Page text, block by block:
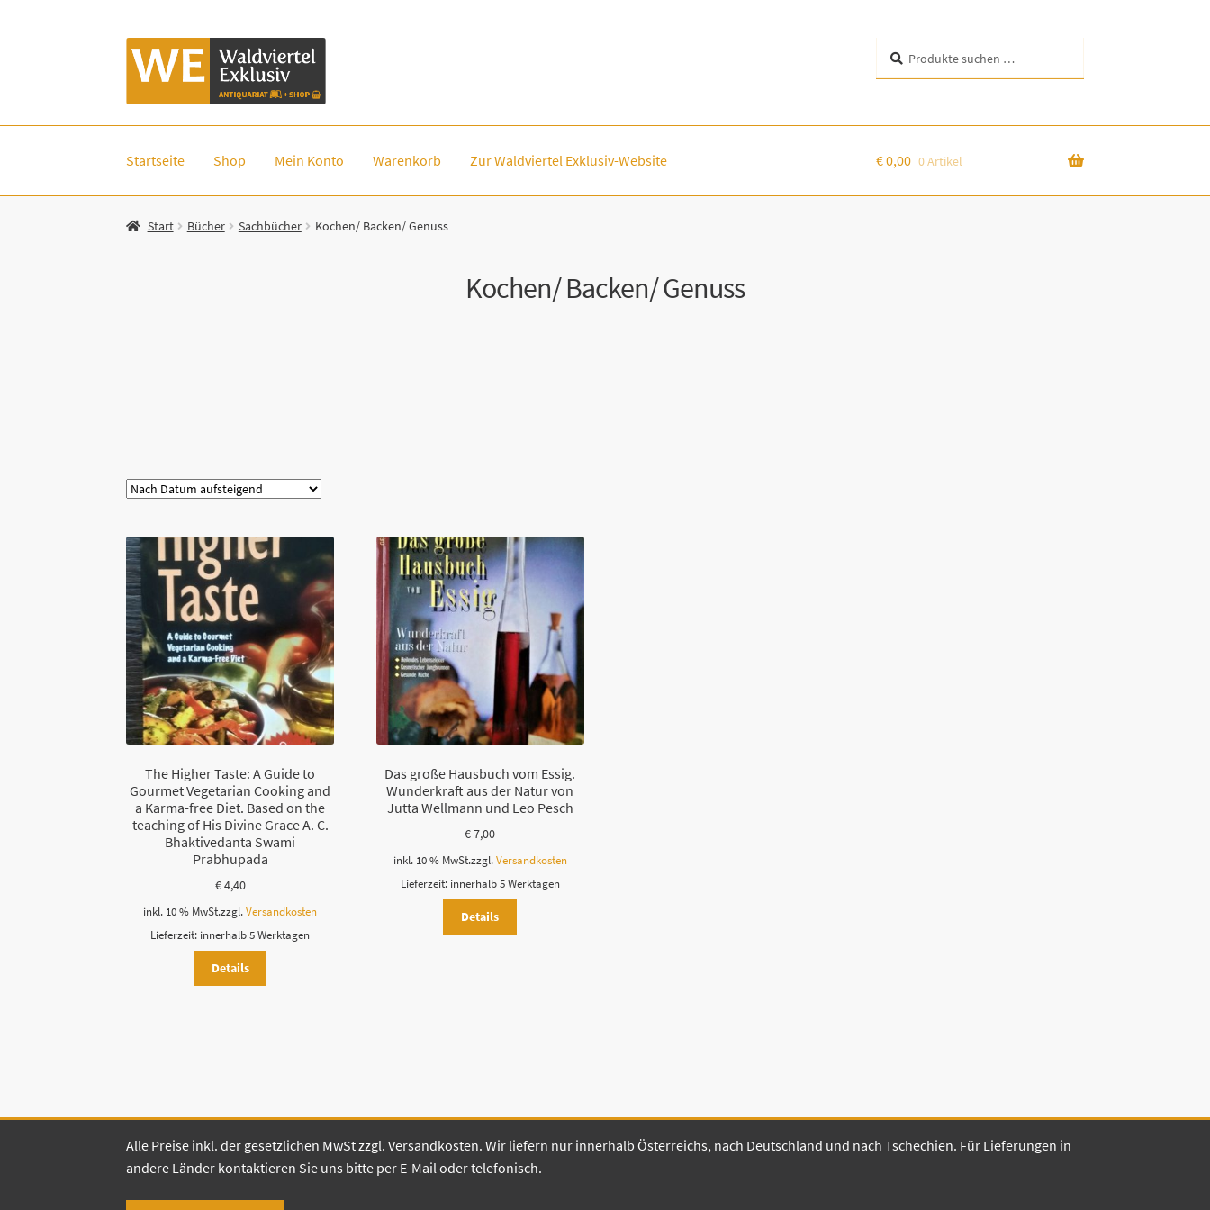
Zur
Navigation
Zum
Inhalt
nach:
Startseite Shop Mein Konto Warenkorb Zur Waldviertel Exklusiv-Website €0,00 0 Artikel
Start Bücher Sachbücher Kochen/ Backen/ Genuss
Kochen/ Backen/ Genuss
The Higher Taste: A Guide to
Gourmet Vegetarian Cooking and
a Karma-free Diet. Based on the
teaching of His Divine Grace A. C.
Bhaktivedanta Swami
Prabhupada
€4,40
inkl. 10 % MwSt.zzgl.Versandkosten
Lieferzeit: innerhalb 5 Werktagen
Details
Das große Hausbuch vom Essig.
Wunderkraft aus der Natur von
Jutta Wellmann und Leo Pesch
€7,00
inkl. 10 % MwSt.zzgl. Versandkosten
Lieferzeit: innerhalb 5 Werktagen
Details
Alle Preise inkl. der gesetzlichen MwSt zzgl. Versandkosten. Wir liefern nur innerhalb Österreichs, nach Deutschland und nach Tschechien. Für Lieferungen in
andere Länder kontaktieren Sie uns bitte per E-Mail oder telefonisch.